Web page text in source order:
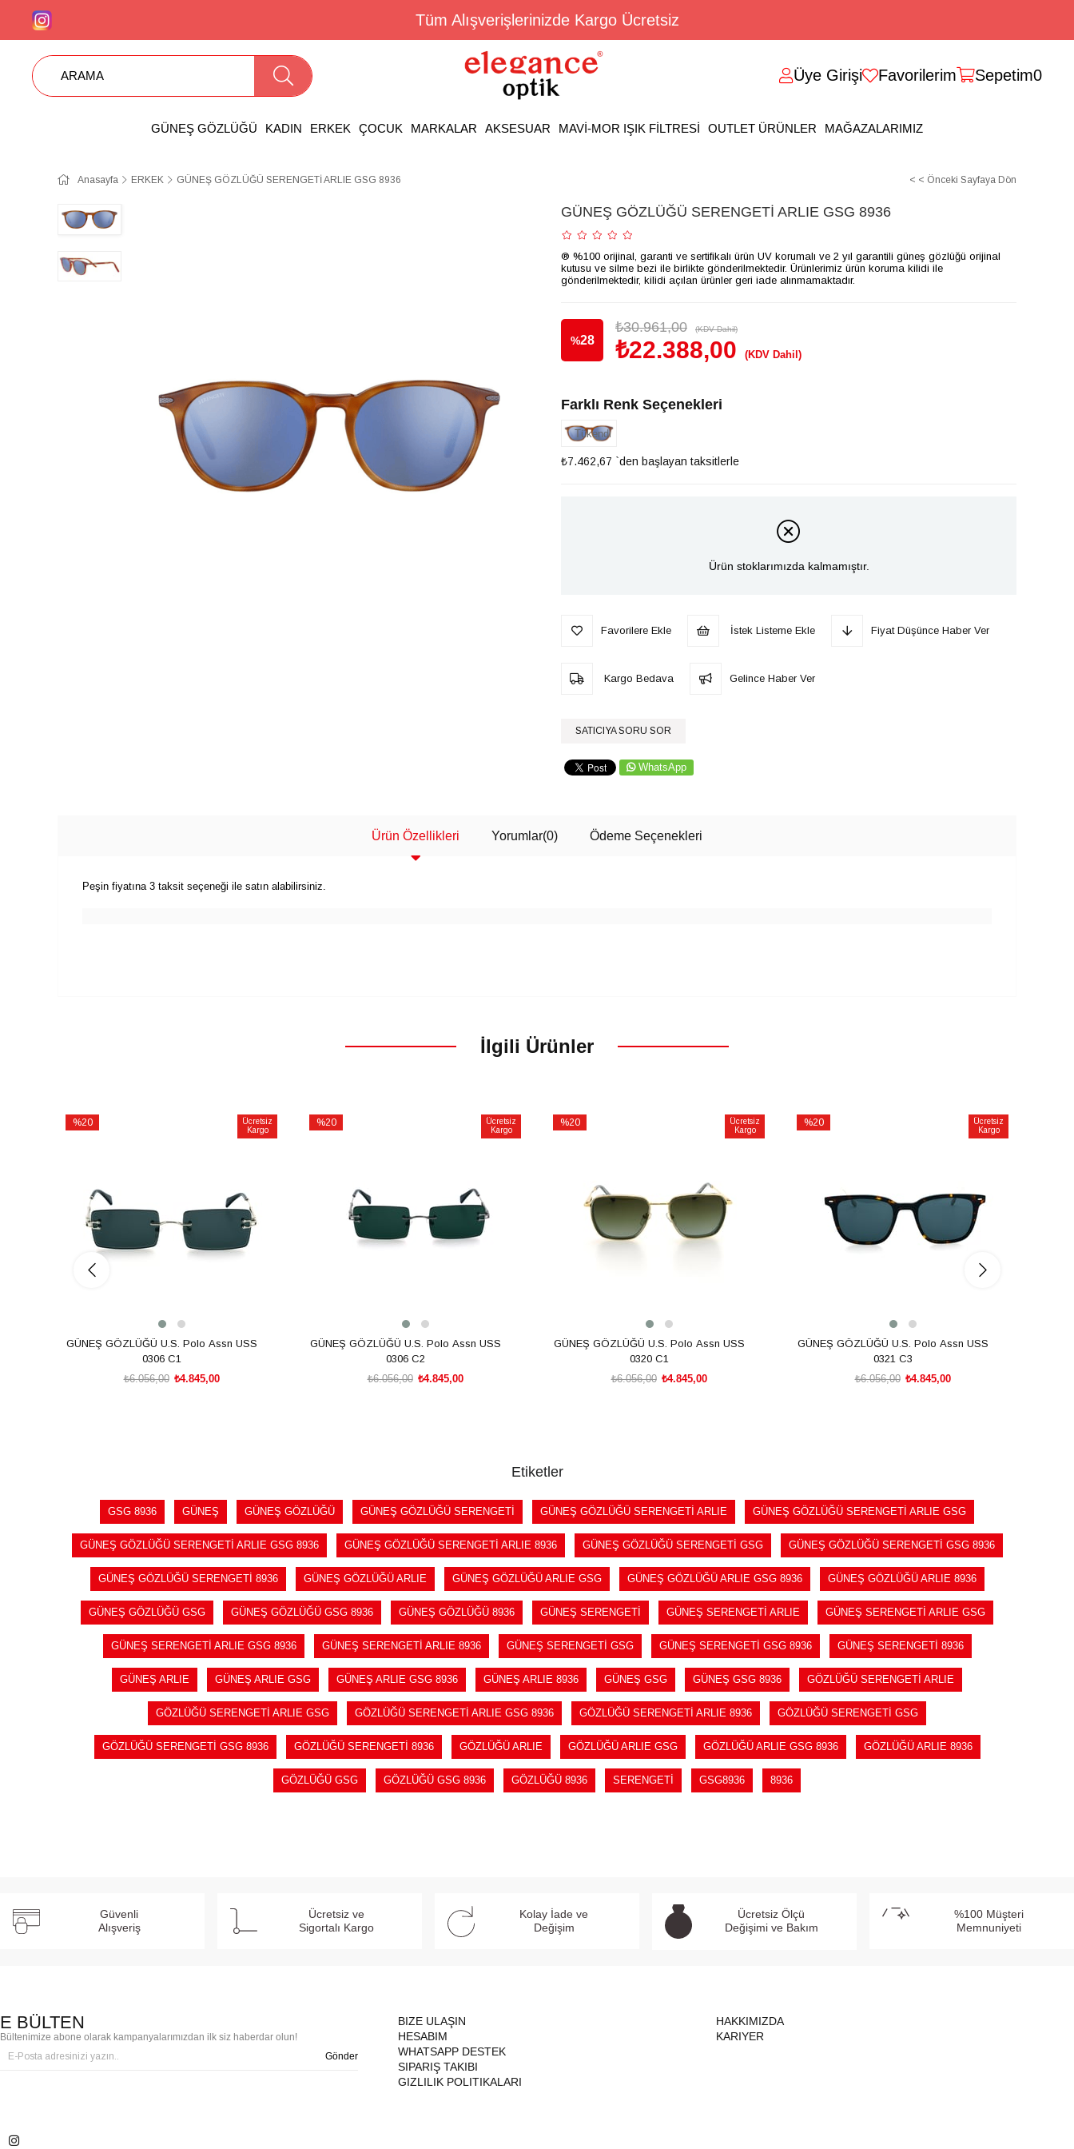
Tüm Alışverişlerinizde Kargo Ücretsiz
Üye Girişi Favorilerim Sepetim0
GÜNEŞ GÖZLÜĞÜ KADIN ERKEK ÇOCUK MARKALAR AKSESUAR MAVİ-MOR IŞIK FİLTRESİ OUTLET ÜRÜNLER MAĞAZALARIMIZ
Anasayfa ERKEK GÜNEŞ GÖZLÜĞÜ SERENGETİ ARLIE GSG 8936 < < Önceki Sayfaya Dön
GÜNEŞ GÖZLÜĞÜ SERENGETİ ARLIE GSG 8936
® %100 orijinal, garanti ve sertifikalı ürün UV korumalı ve 2 yıl garantili güneş gözlüğü orijinal
kutusu ve silme bezi ile birlikte gönderilmektedir. Ürünlerimiz ürün koruma kilidi ile
gönderilmektedir, kilidi açılan ürünler geri iade alınmamaktadır.
%28
₺30.961,00 (KDV Dahil)
₺22.388,00 (KDV Dahil)
Farklı Renk Seçenekleri
Tükendi
₺7.462,67 `den başlayan taksitlerle
Ürün stoklarımızda kalmamıştır.
Favorilere Ekle İstek Listeme Ekle Fiyat Düşünce Haber Ver
Kargo Bedava Gelince Haber Ver
SATICIYA SORU SOR
WhatsApp
Ürün Özellikleri Yorumlar(0) Ödeme Seçenekleri
Peşin fiyatına 3 taksit seçeneği ile satın alabilirsiniz.
İlgili Ürünler
%20
Ücretsiz
Kargo
GÜNEŞ GÖZLÜĞÜ U.S. Polo Assn USS
0306 C1
₺4.845,00
₺6.056,00
%20
Ücretsiz
Kargo
GÜNEŞ GÖZLÜĞÜ U.S. Polo Assn USS
0306 C2
₺4.845,00
₺6.056,00
%20
Ücretsiz
Kargo
GÜNEŞ GÖZLÜĞÜ U.S. Polo Assn USS
0320 C1
₺4.845,00
₺6.056,00
%20
Ücretsiz
Kargo
GÜNEŞ GÖZLÜĞÜ U.S. Polo Assn USS
0321 C3
₺4.845,00
₺6.056,00
Etiketler
GSG 8936 GÜNEŞ GÜNEŞ GÖZLÜĞÜ GÜNEŞ GÖZLÜĞÜ SERENGETİ GÜNEŞ GÖZLÜĞÜ SERENGETİ ARLIE GÜNEŞ GÖZLÜĞÜ SERENGETİ ARLIE GSG
GÜNEŞ GÖZLÜĞÜ SERENGETİ ARLIE GSG 8936 GÜNEŞ GÖZLÜĞÜ SERENGETİ ARLIE 8936 GÜNEŞ GÖZLÜĞÜ SERENGETİ GSG GÜNEŞ GÖZLÜĞÜ SERENGETİ GSG 8936
GÜNEŞ GÖZLÜĞÜ SERENGETİ 8936 GÜNEŞ GÖZLÜĞÜ ARLIE GÜNEŞ GÖZLÜĞÜ ARLIE GSG GÜNEŞ GÖZLÜĞÜ ARLIE GSG 8936 GÜNEŞ GÖZLÜĞÜ ARLIE 8936
GÜNEŞ GÖZLÜĞÜ GSG GÜNEŞ GÖZLÜĞÜ GSG 8936 GÜNEŞ GÖZLÜĞÜ 8936 GÜNEŞ SERENGETİ GÜNEŞ SERENGETİ ARLIE GÜNEŞ SERENGETİ ARLIE GSG
GÜNEŞ SERENGETİ ARLIE GSG 8936 GÜNEŞ SERENGETİ ARLIE 8936 GÜNEŞ SERENGETİ GSG GÜNEŞ SERENGETİ GSG 8936 GÜNEŞ SERENGETİ 8936
GÜNEŞ ARLIE GÜNEŞ ARLIE GSG GÜNEŞ ARLIE GSG 8936 GÜNEŞ ARLIE 8936 GÜNEŞ GSG GÜNEŞ GSG 8936 GÖZLÜĞÜ SERENGETİ ARLIE
GÖZLÜĞÜ SERENGETİ ARLIE GSG GÖZLÜĞÜ SERENGETİ ARLIE GSG 8936 GÖZLÜĞÜ SERENGETİ ARLIE 8936 GÖZLÜĞÜ SERENGETİ GSG
GÖZLÜĞÜ SERENGETİ GSG 8936 GÖZLÜĞÜ SERENGETİ 8936 GÖZLÜĞÜ ARLIE GÖZLÜĞÜ ARLIE GSG GÖZLÜĞÜ ARLIE GSG 8936 GÖZLÜĞÜ ARLIE 8936
GÖZLÜĞÜ GSG GÖZLÜĞÜ GSG 8936 GÖZLÜĞÜ 8936 SERENGETİ GSG8936 8936
Güvenli
Alışveriş
Ücretsiz ve
Sigortalı Kargo
Kolay İade ve
Değişim
Ücretsiz Ölçü
Değişimi ve Bakım
%100 Müşteri
Memnuniyeti
E BÜLTEN
Bültenimize abone olarak kampanyalarımızdan ilk siz haberdar olun!
Gönder
BIZE ULAŞIN
HESABIM
WHATSAPP DESTEK
SIPARIŞ TAKIBI
GIZLILIK POLITIKALARI
HAKKIMIZDA
KARIYER